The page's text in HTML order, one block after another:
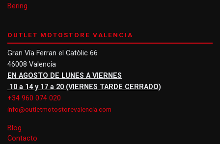
Bering
OUTLET MOTOSTORE VALENCIA
Gran Vía Ferran el Catòlic 66
46008 Valencia
EN AGOSTO DE LUNES A VIERNES
10 a 14 y 17 a 20 (VIERNES TARDE CERRADO)
+34 960 074 020
info@outletmotostorevalencia.com
Blog
Contacto